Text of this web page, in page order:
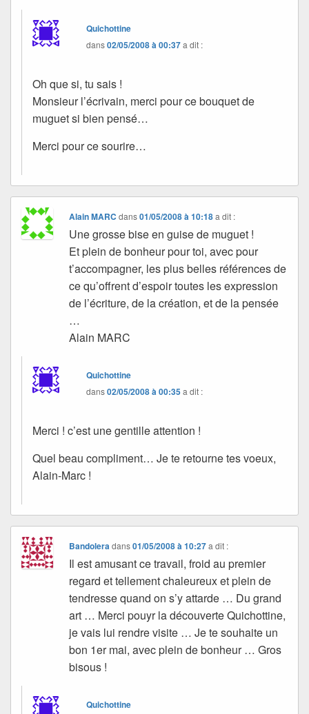
Quichottine
dans02/05/2008 à 00:37a dit :
Oh que si, tu sais !
Monsieur l’écrivain, merci pour ce bouquet de
muguet si bien pensé…
Merci pour ce sourire…
Alain MARC dans01/05/2008 à 10:18 a dit :
Une grosse bise en guise de muguet !
Et plein de bonheur pour toi, avec pour
t’accompagner, les plus belles références de
ce qu’offrent d’espoir toutes les expression
de l’écriture, de la création, et de la pensée
…
Alain MARC
Quichottine
dans02/05/2008 à 00:35a dit :
Merci ! c’est une gentille attention !
Quel beau compliment… Je te retourne tes voeux,
Alain-Marc !
Bandoleradans01/05/2008 à 10:27 a dit :
Il est amusant ce travail, froid au premier
regard et tellement chaleureux et plein de
tendresse quand on s’y attarde … Du grand
art … Merci pouyr la découverte Quichottine,
je vais lui rendre visite … Je te souhaite un
bon 1er mai, avec plein de bonheur … Gros
bisous !
Quichottine